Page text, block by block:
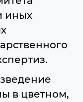
иных
в цветном,